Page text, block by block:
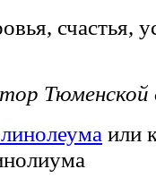
счастья,
или